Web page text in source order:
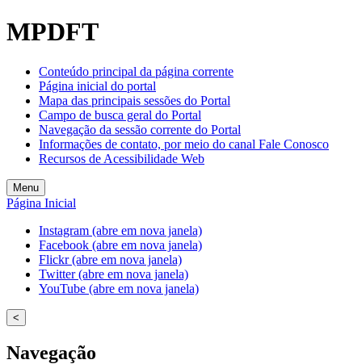
MPDFT
Conteúdo principal da página corrente
Página inicial do portal
Mapa das principais sessões do Portal
Campo de busca geral do Portal
Navegação da sessão corrente do Portal
Informações de contato, por meio do canal Fale Conosco
Recursos de Acessibilidade Web
Menu
Página Inicial
Instagram (abre em nova janela)
Facebook (abre em nova janela)
Flickr (abre em nova janela)
Twitter (abre em nova janela)
YouTube (abre em nova janela)
<
Navegação